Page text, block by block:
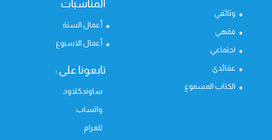
وثائقي
فقهي
اجتماعي
عقائدي
الكتاب المسموع
المناسبات
أعمال السنة
أعمال الاسبوع
تابعونا على :
ساوندكلاود
واتساب
تلغرام